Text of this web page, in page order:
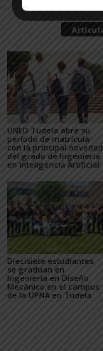
UNED Tudela abre su
período de matrícula
con la principal novedad
del grado de Ingeniería
en Inteligencia Artificial
Diecisiete estudiantes
se gradúan en
Ingeniería en Diseño
Mecánico en el campus
de la UPNA en Tudela